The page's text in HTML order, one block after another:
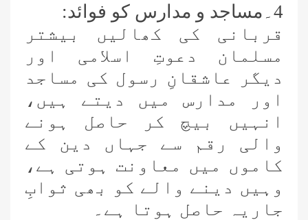
4۔مساجد و مدارس کو فوائد:
قربانی کی کھالیں بیشتر
مسلمان دعوتِ اسلامی اور
دیگر عاشقانِ رسول کی مساجد
اور مدارس میں دیتے ہیں،
انہیں بیچ کر حاصل ہونے
والی رقم سے جہاں دین کے
کاموں میں معاونت ہوتی ہے،
وہیں دینے والے کو بھی ثوابِ
جاریہ حاصل ہوتا ہے۔